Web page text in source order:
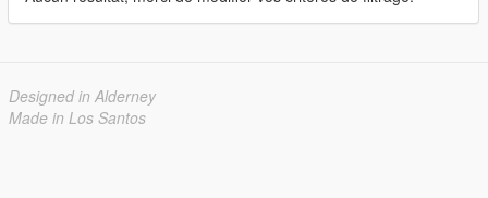
Designed in Alderney
Made in Los Santos